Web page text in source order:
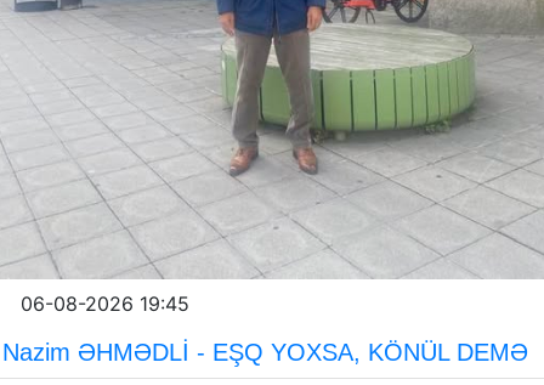
06-08-2026 19:45
Nazim ƏHMƏDLİ - EŞQ YOXSA, KÖNÜL DEMƏ